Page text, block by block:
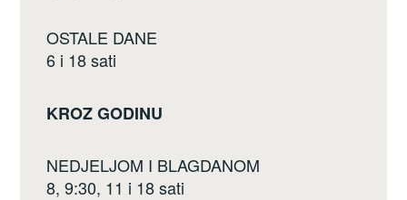
OSTALE DANE
6 i 18 sati
KROZ GODINU
NEDJELJOM I BLAGDANOM
8, 9:30, 11 i 18 sati